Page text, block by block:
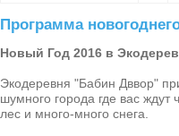
Программа
Новый Год 2016 в
Экодеревня "Бабин Дввор"
шумного города где вас
лес и много-много снега.